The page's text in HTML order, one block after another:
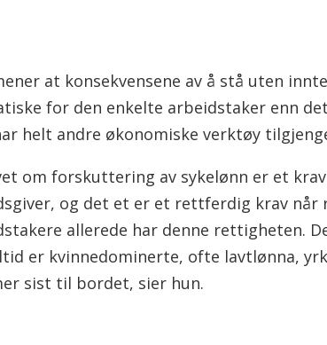
at konsekvensene av å stå uten
for den enkelte arbeidstaker enn
helt andre økonomiske verktøy
om forskuttering av sykelønn er et
og det et er et rettferdig krav når
allerede har denne rettigheten.
er kvinnedominerte, ofte lavtlønna,
sist til bordet, sier hun.